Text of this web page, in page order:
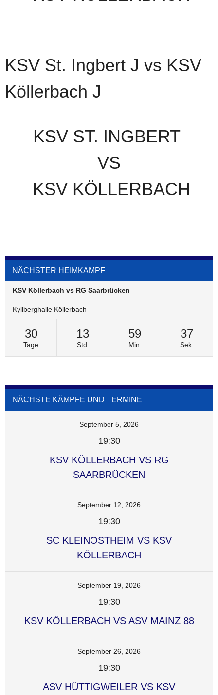
KSV St. Ingbert J vs KSV
Köllerbach J
KSV ST. INGBERT
VS
KSV KÖLLERBACH
NÄCHSTER HEIMKAMPF
KSV Köllerbach vs RG Saarbrücken
Kyllberghalle Köllerbach
30
Tage
13
Std.
59
Min.
37
Sek.
NÄCHSTE KÄMPFE UND TERMINE
September 5, 2026
19:30
KSV KÖLLERBACH VS RG
SAARBRÜCKEN
September 12, 2026
19:30
SC KLEINOSTHEIM VS KSV
KÖLLERBACH
September 19, 2026
19:30
KSV KÖLLERBACH VS ASV MAINZ 88
September 26, 2026
19:30
ASV HÜTTIGWEILER VS KSV